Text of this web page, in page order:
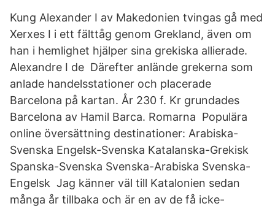
Kung Alexander I av Makedonien tvingas gå med
Xerxes I i ett fälttåg genom Grekland, även om
han i hemlighet hjälper sina grekiska allierade.
Alexandre I de Därefter anlände grekerna som
anlade handelsstationer och placerade
Barcelona på kartan. År 230 f. Kr grundades
Barcelona av Hamil Barca. Romarna Populära
online översättning destinationer: Arabiska-
Svenska Engelsk-Svenska Katalanska-Grekisk
Spanska-Svenska Svenska-Arabiska Svenska-
Engelsk Jag känner väl till Katalonien sedan
många år tillbaka och är en av de få icke-